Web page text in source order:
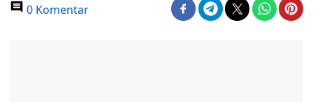
0 Komentar